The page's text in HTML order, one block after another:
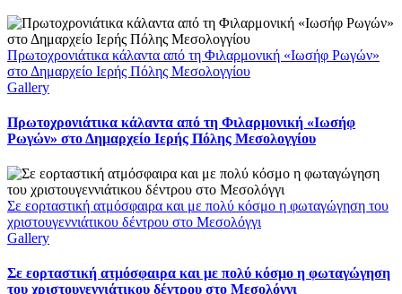
Πρωτοχρονιάτικα κάλαντα από τη Φιλαρμονική «Ιωσήφ Ρωγών»
στο Δημαρχείο Ιερής Πόλης Μεσολογγίου
Gallery
Πρωτοχρονιάτικα κάλαντα από τη Φιλαρμονική «Ιωσήφ
Ρωγών» στο Δημαρχείο Ιερής Πόλης Μεσολογγίου
Σε εορταστική ατμόσφαιρα και με πολύ κόσμο η φωταγώγηση του
χριστουγεννιάτικου δέντρου στο Μεσολόγγι
Gallery
Σε εορταστική ατμόσφαιρα και με πολύ κόσμο η φωταγώγηση
του χριστουγεννιάτικου δέντρου στο Μεσολόγγι